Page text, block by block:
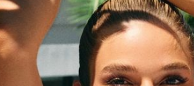
Filme & Serien
Lifestyle
Familie & Liebe